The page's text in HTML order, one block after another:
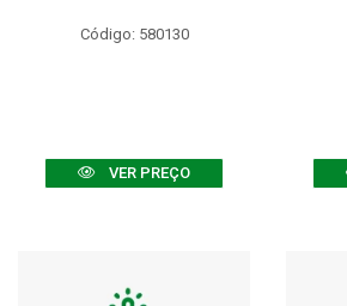
Código: 580130
VER PREÇO